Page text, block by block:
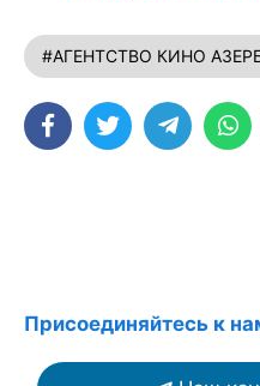
#АГЕНТСТВО КИНО
Присоединяйтесь к